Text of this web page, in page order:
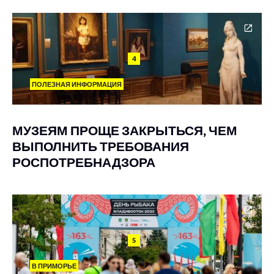
4
ПОЛЕЗНАЯ ИНФОРМАЦИЯ
МУЗЕЯМ ПРОЩЕ ЗАКРЫТЬСЯ, ЧЕМ
ВЫПОЛНИТЬ ТРЕБОВАНИЯ
РОСПОТРЕБНАДЗОРА
5
В ПРИМОРЬЕ